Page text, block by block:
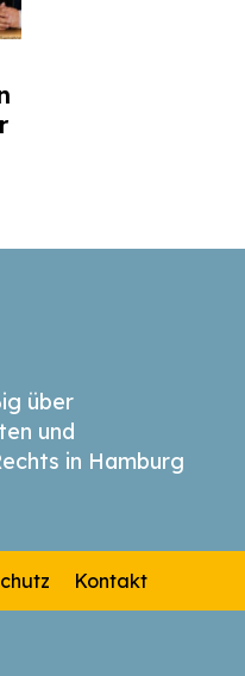
über
und
in Hamburg
Kontakt